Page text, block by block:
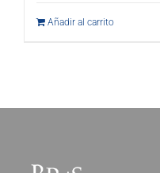
Añadir al carrito